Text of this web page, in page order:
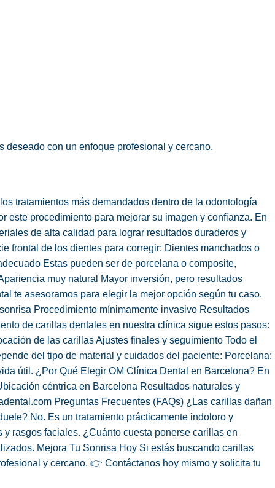
deseado con un enfoque profesional y cercano.
tratamientos más demandados dentro de la odontología
este procedimiento para mejorar su imagen y confianza. En
de alta calidad para lograr resultados duraderos y
frontal de los dientes para corregir: Dientes manchados o
Estas pueden ser de porcelana o composite,
muy natural Mayor inversión, pero resultados
te asesoramos para elegir la mejor opción según tu caso.
Procedimiento mínimamente invasivo Resultados
de carillas dentales en nuestra clínica sigue estos pasos:
de las carillas Ajustes finales y seguimiento Todo el
del tipo de material y cuidados del paciente: Porcelana:
útil. ¿Por Qué Elegir OM Clínica Dental en Barcelona? En
céntrica en Barcelona Resultados naturales y
Preguntas Frecuentes (FAQs) ¿Las carillas dañan
No. Es un tratamiento prácticamente indoloro y
rasgos faciales. ¿Cuánto cuesta ponerse carillas en
Mejora Tu Sonrisa Hoy Si estás buscando carillas
y cercano. 👉 Contáctanos hoy mismo y solicita tu